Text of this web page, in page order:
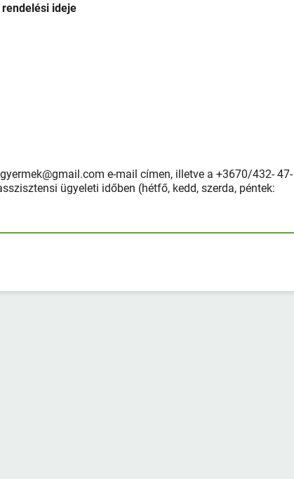
ideje
e-mail címen, illetve a +3670/432- 47-
ügyeleti időben (hétfő, kedd, szerda, péntek: